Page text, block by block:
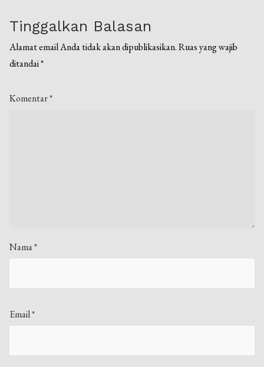
Tinggalkan Balasan
Alamat email Anda tidak akan dipublikasikan. Ruas yang wajib
ditandai*
Komentar*
Nama*
Email*